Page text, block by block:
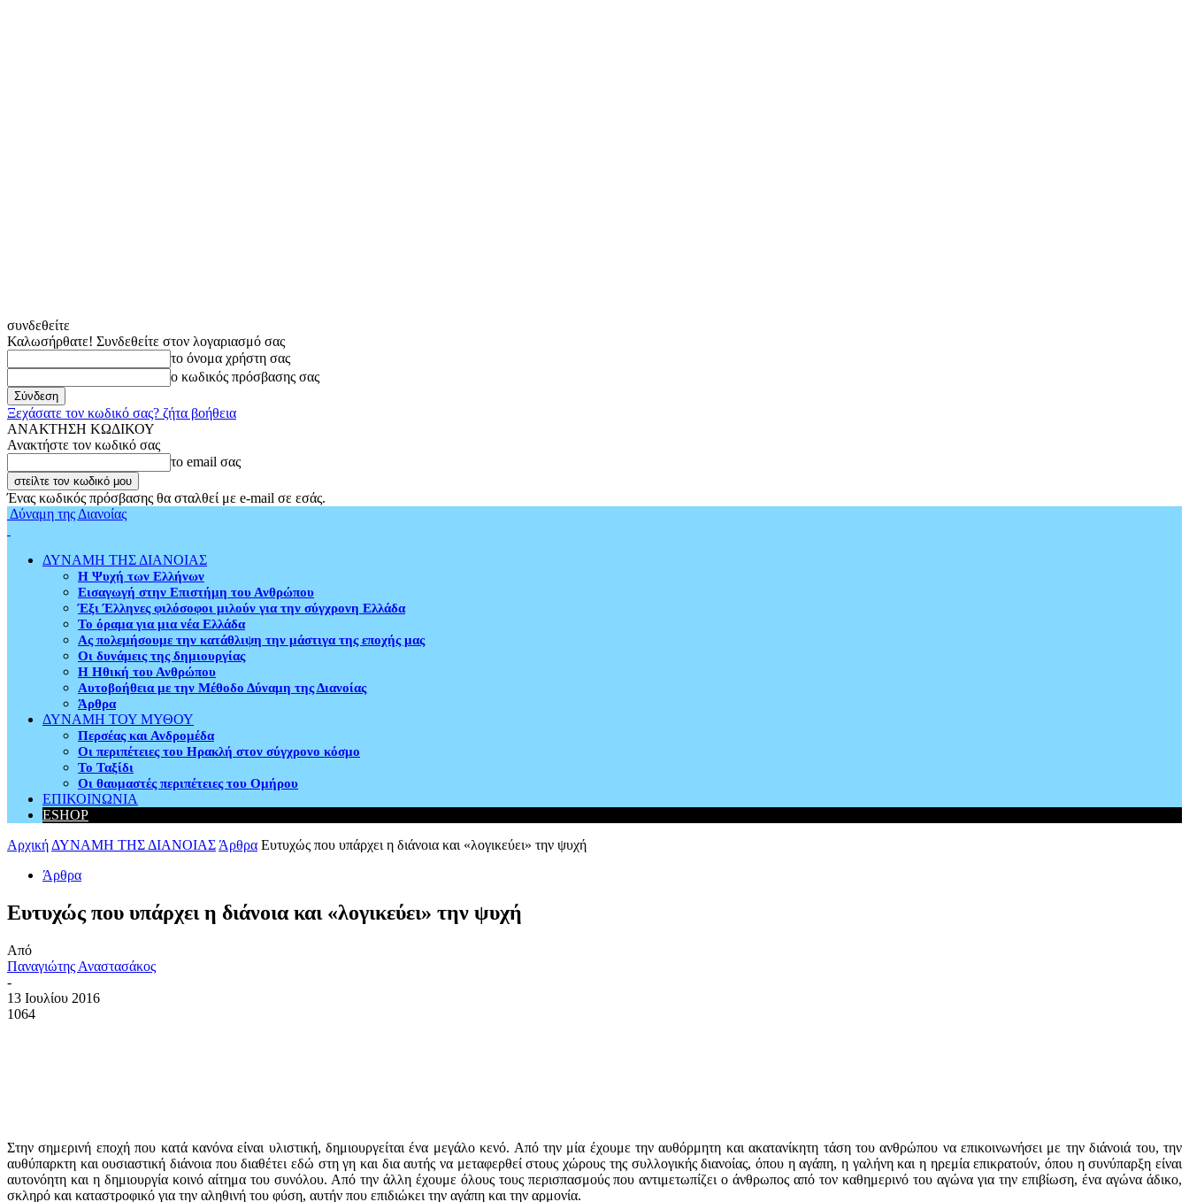
συνδεθείτε
Καλωσήρθατε! Συνδεθείτε στον λογαριασμό σας
το όνομα χρήστη σας
ο κωδικός πρόσβασης σας
Ξεχάσατε τον κωδικό σας? ζήτα βοήθεια
ΑΝΑΚΤΗΣΗ ΚΩΔΙΚΟΥ
Ανακτήστε τον κωδικό σας
το email σας
Ένας κωδικός πρόσβασης θα σταλθεί με e-mail σε εσάς.
Δύναμη της Διανοίας
ΔΥΝΑΜΗ ΤΗΣ ΔΙΑΝΟΙΑΣ
Η Ψυχή των Ελλήνων
Εισαγωγή στην Επιστήμη του Ανθρώπου
Έξι Έλληνες φιλόσοφοι μιλούν για την σύγχρονη Ελλάδα
Το όραμα για μια νέα Ελλάδα
Ας πολεμήσουμε την κατάθλιψη την μάστιγα της εποχής μας
Οι δυνάμεις της δημιουργίας
Η Ηθική του Ανθρώπου
Αυτοβοήθεια με την Μέθοδο Δύναμη της Διανοίας
Άρθρα
ΔΥΝΑΜΗ ΤΟΥ ΜΥΘΟΥ
Περσέας και Ανδρομέδα
Οι περιπέτειες του Ηρακλή στον σύγχρονο κόσμο
Το Ταξίδι
Οι θαυμαστές περιπέτειες του Ομήρου
ΕΠΙΚΟΙΝΩΝΙΑ
ESHOP
Αρχική ΔΥΝΑΜΗ ΤΗΣ ΔΙΑΝΟΙΑΣ Άρθρα Ευτυχώς που υπάρχει η διάνοια και «λογικεύει» την ψυχή
Άρθρα
Ευτυχώς που υπάρχει η διάνοια και «λογικεύει» την ψυχή
Από
Παναγιώτης Αναστασάκος
-
13 Ιουλίου 2016
1064
Στην σημερινή εποχή που κατά κανόνα είναι υλιστική, δημιουργείται ένα μεγάλο κενό. Από την μία έχουμε την αυθόρμητη και ακατανίκητη τάση του ανθρώπου να επικοινωνήσει με την διάνοιά του, την
αυθύπαρκτη και ουσιαστική διάνοια που διαθέτει εδώ στη γη και δια αυτής να μεταφερθεί στους χώρους της συλλογικής διανοίας, όπου η αγάπη, η γαλήνη και η ηρεμία επικρατούν, όπου η συνύπαρξη είναι
αυτονόητη και η δημιουργία κοινό αίτημα του συνόλου. Από την άλλη έχουμε όλους τους περισπασμούς που αντιμετωπίζει ο άνθρωπος από τον καθημερινό του αγώνα για την επιβίωση, ένα αγώνα άδικο,
σκληρό και καταστροφικό για την αληθινή του φύση, αυτήν που επιδιώκει την αγάπη και την αρμονία.